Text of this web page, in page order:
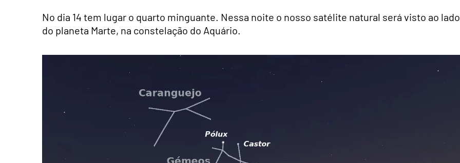
No dia 14 tem lugar o quarto minguante. Nessa noite o nosso satélite natural será visto ao lado
do planeta Marte, na constelação do Aquário.